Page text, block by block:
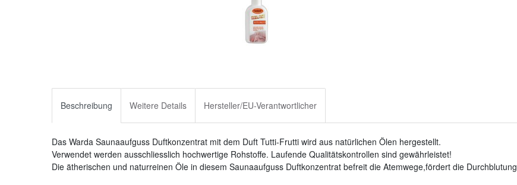
Beschreibung Weitere Details Hersteller/EU-Verantwortlicher
Das Warda Saunaaufguss Duftkonzentrat mit dem Duft Tutti-Frutti wird aus natürlichen Ölen hergestellt.
Verwendet werden ausschliesslich hochwertige Rohstoffe. Laufende Qualitätskontrollen sind gewährleistet!
Die ätherischen und naturreinen Öle in diesem Saunaaufguss Duftkonzentrat befreit die Atemwege,fördert die